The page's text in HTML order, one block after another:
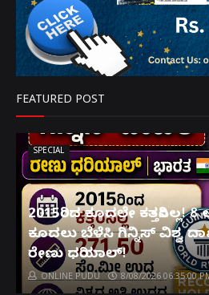
FEATURED POST
SPECIAL
2015ರಿಂದ ಕೂದಲೇ ಕತ್ತರಿಸಿಲ್ಲ!
ಕೂದಲು ಬೆಳೆಸಿ ಗಿನ್ನಿಸ್ ವಿಶ್ವ
ರೇಣು ಧರಿಯಾಲ್!
ONLINE PUDU 8/08/2026 06:35:00